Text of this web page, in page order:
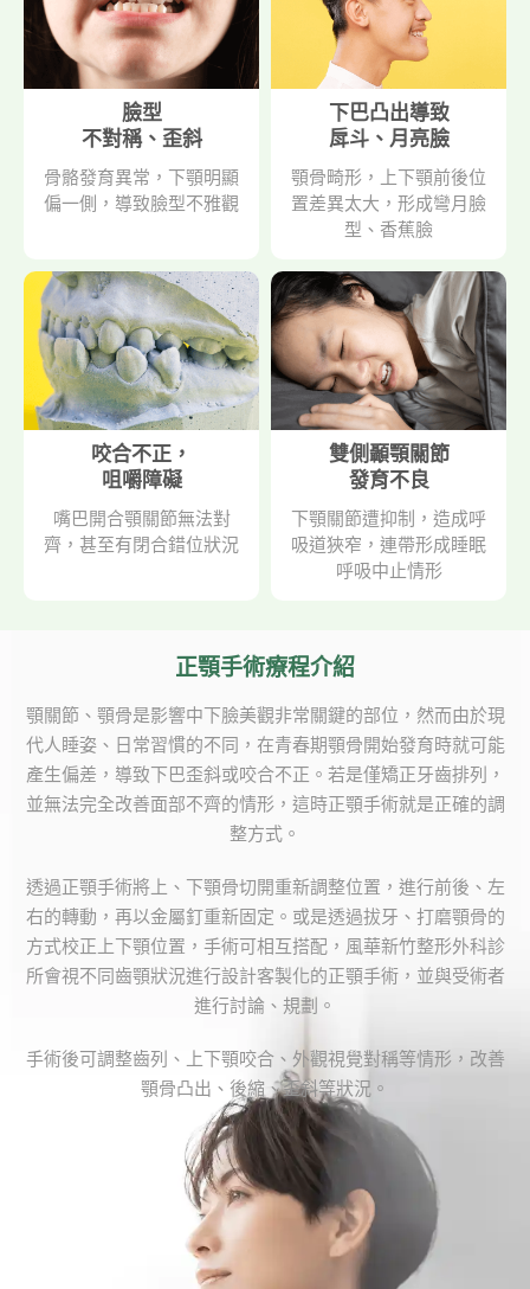
臉型
不對稱、歪斜
骨骼發育異常，下顎明顯
偏一側，導致臉型不雅觀
下巴凸出導致
戽斗、月亮臉
顎骨畸形，上下顎前後位
置差異太大，形成彎月臉
型、香蕉臉
咬合不正，
咀嚼障礙
嘴巴開合顎關節無法對
齊，甚至有閉合錯位狀況
雙側顳顎關節
發育不良
下顎關節遭抑制，造成呼
吸道狹窄，連帶形成睡眠
呼吸中止情形
正顎手術療程介紹
顎關節、顎骨是影響中下臉美觀非常關鍵的部位，然而由於現
代人睡姿、日常習慣的不同，在青春期顎骨開始發育時就可能
產生偏差，導致下巴歪斜或咬合不正。若是僅矯正牙齒排列，
並無法完全改善面部不齊的情形，這時正顎手術就是正確的調
整方式。
透過正顎手術將上、下顎骨切開重新調整位置，進行前後、左
右的轉動，再以金屬釘重新固定。或是透過拔牙、打磨顎骨的
方式校正上下顎位置，手術可相互搭配，風華新竹整形外科診
所會視不同齒顎狀況進行設計客製化的正顎手術，並與受術者
進行討論、規劃。
手術後可調整齒列、上下顎咬合、外觀視覺對稱等情形，改善
顎骨凸出、後縮、歪斜等狀況。